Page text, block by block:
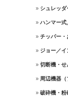
シュレッダ
ハンマー式
チッパー・
ジョー／
切断機・せ
周辺機器（
破砕機・粉